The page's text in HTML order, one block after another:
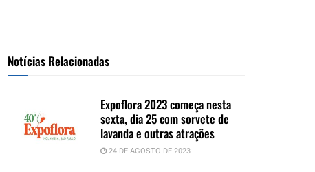
Notícias Relacionadas
Expoflora 2023 começa nesta
sexta, dia 25 com sorvete de
lavanda e outras atrações
24 DE AGOSTO DE 2023